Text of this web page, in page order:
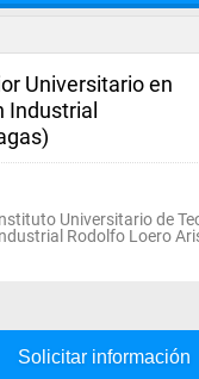
Universitario en
Industrial
Universitario de
Rodolfo Loero
Solicitar información